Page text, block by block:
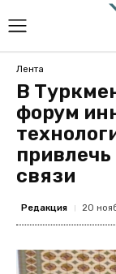
Лента
В
форум
связи
Редакция 20